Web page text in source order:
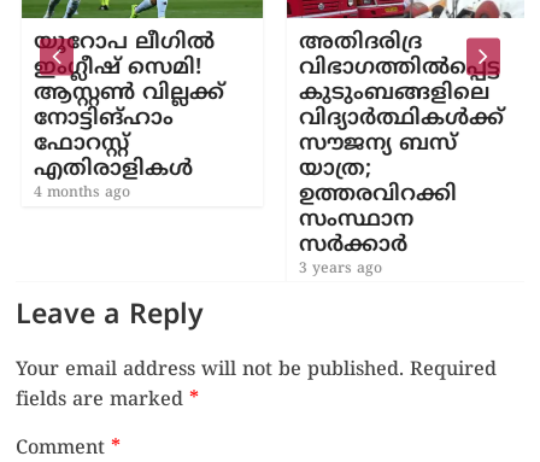
യൂറോപ ലീഗിൽ
ഇംഗ്ലീഷ് സെമി!
ആസ്റ്റൺ വില്ലക്ക്
നോട്ടിങ്ഹാം
ഫോറസ്റ്റ്
എതിരാളികൾ
4 months ago
അതിദരിദ്ര
വിഭാഗത്തില്‍പ്പെട്ട
കുടുംബങ്ങളിലെ
വിദ്യാര്‍ത്ഥികള്‍ക്ക്
സൗജന്യ ബസ്
യാത്ര;
ഉത്തരവിറക്കി
സംസ്ഥാന
സര്‍ക്കാര്‍
3 years ago
Leave a Reply
Your email address will not be published. Required
fields are marked*
Comment*